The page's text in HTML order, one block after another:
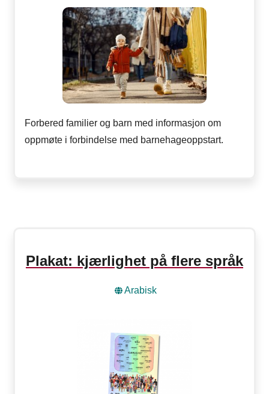
Forbered familier og barn med informasjon om
oppmøte i forbindelse med barnehageoppstart.
Plakat: kjærlighet på flere språk
Arabisk